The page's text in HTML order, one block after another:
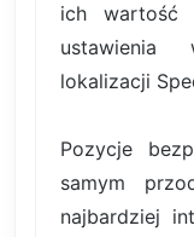
ich wartość
ustawienia
lokalizacji
Pozycje
samym
najbardziej